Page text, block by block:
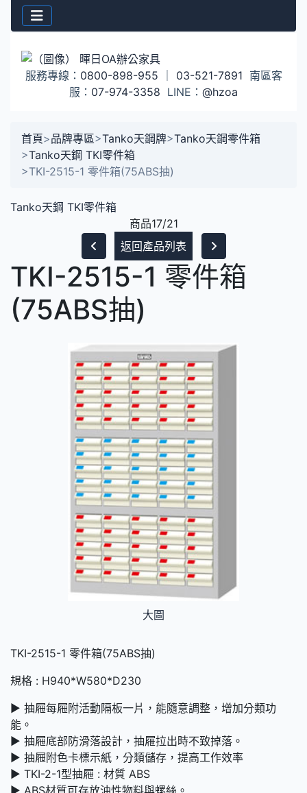
服務專線： 0800-898-955 03-521-7891 南區客
服： 07-974-3358 LINE： @hzoa
首頁>品牌專區>Tanko天鋼牌>Tanko天鋼零件箱
>Tanko天鋼 TKI零件箱
>TKI-2515-1 零件箱(75ABS抽)
Tanko天鋼 TKI零件箱
商品17/21
返回產品列表
TKI-2515-1 零件箱
(75ABS抽)
大圖
TKI-2515-1 零件箱(75ABS抽)
規格 : H940*W580*D230
► 抽屜每屜附活動隔板一片，能隨意調整，增加分類功
能。
► 抽屜底部防滑落設計，抽屜拉出時不致掉落。
► 抽屜附色卡標示紙，分類儲存，提高工作效率
► TKI-2-1型抽屜 : 材質 ABS
► ABS材質可存放油性物料與螺絲。